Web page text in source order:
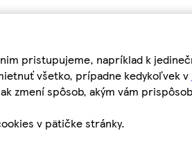
pristupujeme, napríklad k
všetko, prípadne kedykoľvek v
zmení spôsob, akým vám
v pätičke stránky.